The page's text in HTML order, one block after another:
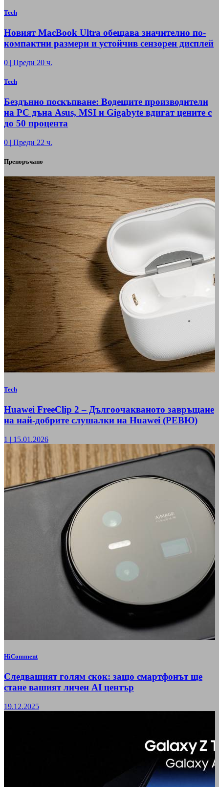
Tech
Новият MacBook Ultra обещава значително по-
компактни размери и устойчив сензорен дисплей
0 | Преди 20 ч.
Tech
Бездънно поскъпване: Водещите производители
на РС дъна Asus, MSI и Gigabyte вдигат цените с
до 50 процента
0 | Преди 22 ч.
Препоръчано
Tech
Huawei FreeClip 2 – Дългоочакваното завръщане
на най-добрите слушалки на Huawei (РЕВЮ)
1 | 15.01.2026
HiComment
Следващият голям скок: защо смартфонът ще
стане вашият личен AI център
19.12.2025